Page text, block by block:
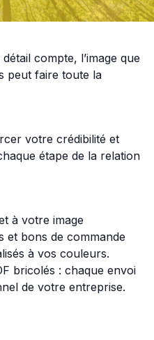
compte, l’image que
peut faire toute la
votre crédibilité et
étape de la relation
à votre image
et bons de commande
à vos couleurs.
bricolés : chaque envoi
de votre entreprise.